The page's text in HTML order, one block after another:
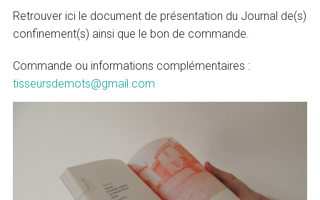
Retrouver ici le document de présentation du Journal de(s)
confinement(s) ainsi que le bon de commande.
Commande ou informations complémentaires :
tisseursdemots@gmail.com